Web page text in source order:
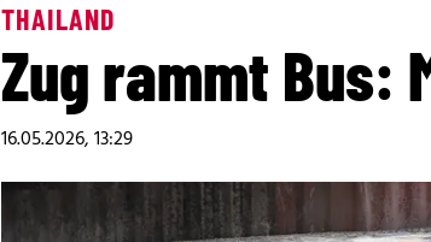
THAILAND
Zug rammt Bus:
16.05.2026, 13:29